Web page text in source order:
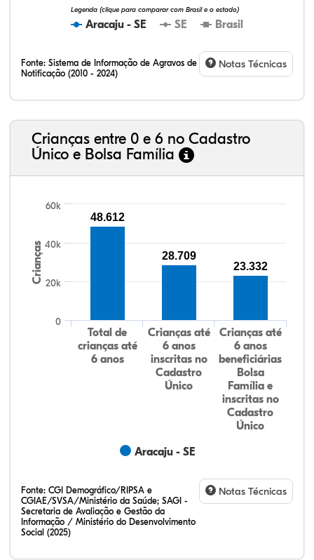
Aracaju - SE SE Brasil
Legenda (clique para comparar com Brasil e o estado)
Fonte: Sistema de Informação de Agravos de
Notificação (2010 - 2024)
Notas Técnicas
Crianças entre 0 e 6 no Cadastro
Único e Bolsa Família
Crianças
Aracaju - SE
Total de
crianças até
6 anos
Crianças até
6 anos
inscritas no
Cadastro
Único
Crianças até
6 anos
beneficiárias
Bolsa
Família e
inscritas no
Cadastro
Único
0
20k
40k
60k
48.612
28.709
23.332
Fonte: CGI Demográfico/RIPSA e
CGIAE/SVSA/Ministério da Saúde; SAGI -
Secretaria de Avaliação e Gestão da
Informação / Ministério do Desenvolvimento
Social (2025)
Notas Técnicas
11,63%
10,49%
0,59%
76,99%
0,04%
0,25%
32,57%
9,24%
0,46%
54,88%
1,27%
1,56%